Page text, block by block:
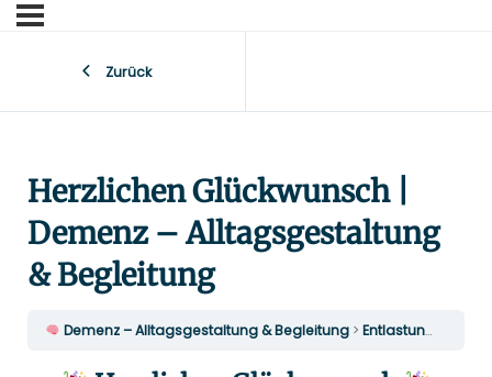
Zurück
Herzlichen Glückwunsch |
Demenz – Alltagsgestaltung
& Begleitung
​ Demenz – Alltagsgestaltung & Begleitung Entlastung für Begleitende